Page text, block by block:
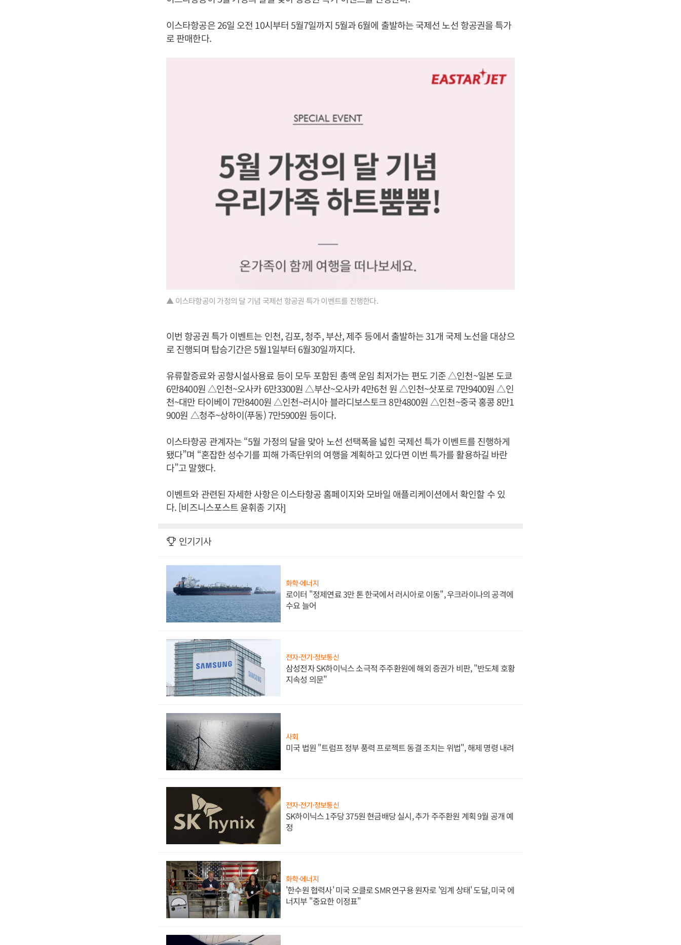
이스타항공은 26일 오전 10시부터 5월7일까지 5월과 6월에 출발하는 국제선 노선 항공권을 특가
로 판매한다.
▲ 이스타항공이 가정의 달 기념 국제선 항공권 특가 이벤트를 진행한다.
이번 항공권 특가 이벤트는 인천, 김포, 청주, 부산, 제주 등에서 출발하는 31개 국제 노선을 대상으
로 진행되며 탑승기간은 5월1일부터 6월30일까지다.
유류할증료와 공항시설사용료 등이 모두 포함된 총액 운임 최저가는 편도 기준 △인천~일본 도쿄
6만8400원 △인천~오사카 6만3300원 △부산~오사카 4만6천 원 △인천~삿포로 7만9400원 △인
천~대만 타이베이 7만8400원 △인천~러시아 블라디보스토크 8만4800원 △인천~중국 홍콩 8만1
900원 △청주~상하이(푸동) 7만5900원 등이다.
이스타항공 관계자는 “5월 가정의 달을 맞아 노선 선택폭을 넓힌 국제선 특가 이벤트를 진행하게
됐다”며 “혼잡한 성수기를 피해 가족단위의 여행을 계획하고 있다면 이번 특가를 활용하길 바란
다”고 말했다.
이벤트와 관련된 자세한 사항은 이스타항공 홈페이지와 모바일 애플리케이션에서 확인할 수 있
다. [비즈니스포스트 윤휘종 기자]
인기기사
화학·에너지
로이터 "정제연료 3만 톤 한국에서 러시아로 이동", 우크라이나의 공격에
수요 늘어
전자·전기·정보통신
삼성전자 SK하이닉스 소극적 주주환원에 해외 증권가 비판, "반도체 호황
지속성 의문"
사회
미국 법원 "트럼프 정부 풍력 프로젝트 동결 조치는 위법", 해제 명령 내려
전자·전기·정보통신
SK하이닉스 1주당 375원 현금배당 실시, 추가 주주환원 계획 9월 공개 예
정
화학·에너지
'한수원 협력사' 미국 오클로 SMR 연구용 원자로 '임계 상태' 도달, 미국 에
너지부 "중요한 이정표"